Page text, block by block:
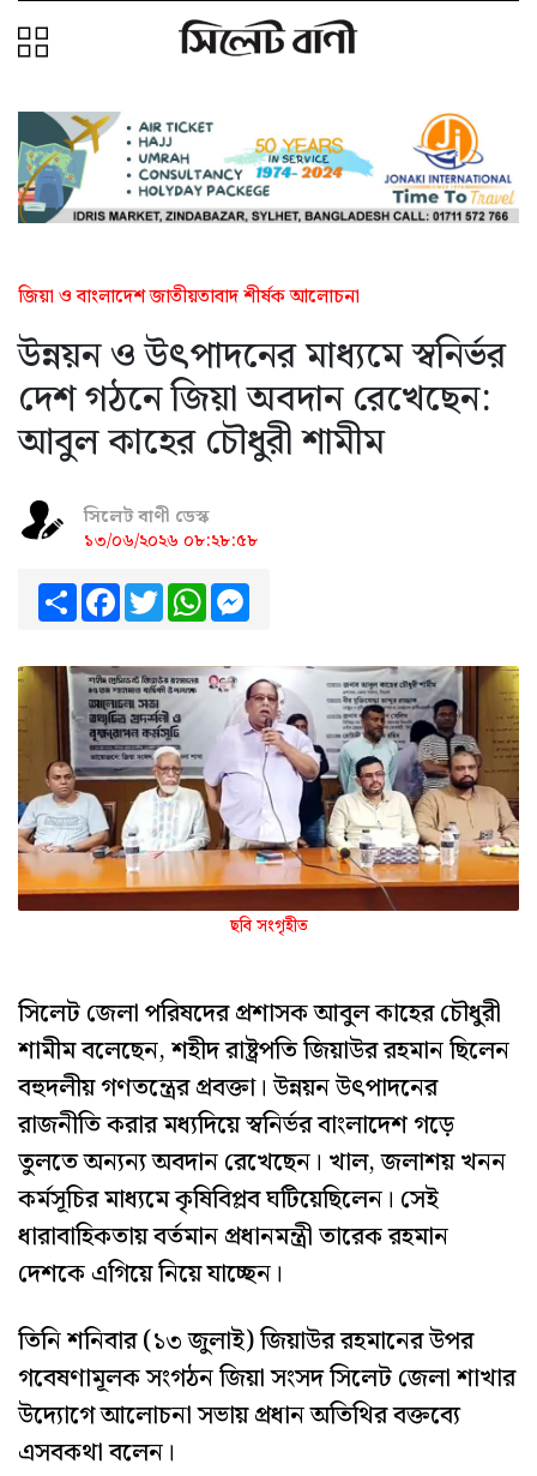
জিয়া ও বাংলাদেশ জাতীয়তাবাদ শীর্ষক আলোচনা
উন্নয়ন ও উৎপাদনের মাধ্যমে স্বনির্ভর
দেশ গঠনে জিয়া অবদান রেখেছেন:
আবুল কাহের চৌধুরী শামীম
সিলেট বাণী ডেস্ক
১৩/০৬/২০২৬ ০৮:২৮:৫৮
ShareFacebook
TwitterWhatsApp
ছবি সংগৃহীত
সিলেট জেলা পরিষদের প্রশাসক আবুল কাহের চৌধুরী
শামীম বলেছেন, শহীদ রাষ্ট্রপতি জিয়াউর রহমান ছিলেন
বহুদলীয় গণতন্ত্রের প্রবক্তা। উন্নয়ন উৎপাদনের
রাজনীতি করার মধ্যদিয়ে স্বনির্ভর বাংলাদেশ গড়ে
তুলতে অন্যন্য অবদান রেখেছেন। খাল, জলাশয় খনন
কর্মসূচির মাধ্যমে কৃষিবিপ্লব ঘটিয়েছিলেন। সেই
ধারাবাহিকতায় বর্তমান প্রধানমন্ত্রী তারেক রহমান
দেশকে এগিয়ে নিয়ে যাচ্ছেন।
তিনি শনিবার (১৩ জুলাই) জিয়াউর রহমানের উপর
গবেষণামূলক সংগঠন জিয়া সংসদ সিলেট জেলা শাখার
উদ্যোগে আলোচনা সভায় প্রধান অতিথির বক্তব্যে
এসবকথা বলেন।